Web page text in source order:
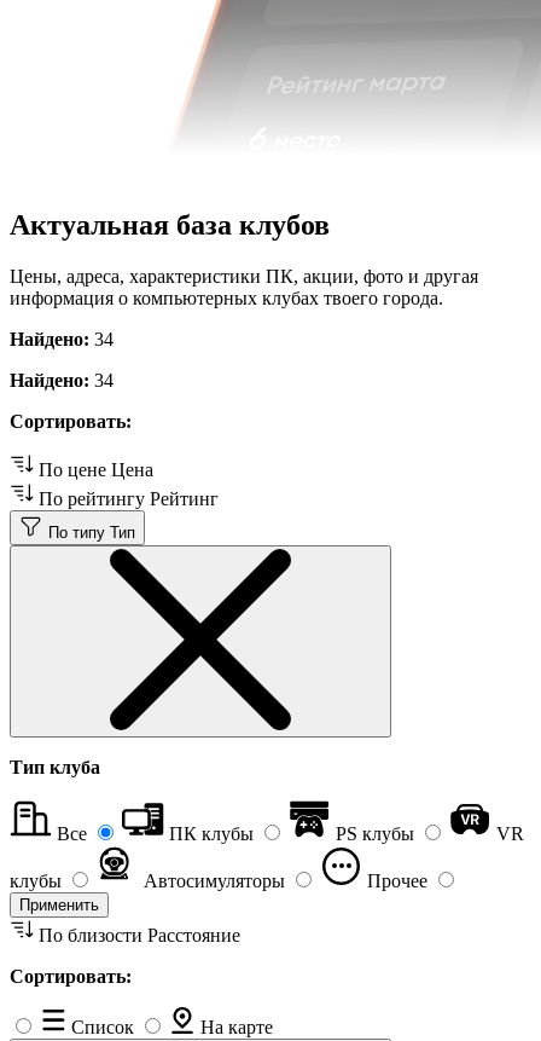
Актуальная база клубов
Цены, адреса, характеристики ПК, акции, фото и другая
информация о компьютерных клубах твоего города.
Найдено: 34
Найдено: 34
Сортировать:
По цене Цена
По рейтингу Рейтинг
По типу Тип
Тип клуба
Все ПК клубы PS клубы VR
клубы Автосимуляторы Прочее
Применить
По близости Расстояние
Сортировать:
Список На карте